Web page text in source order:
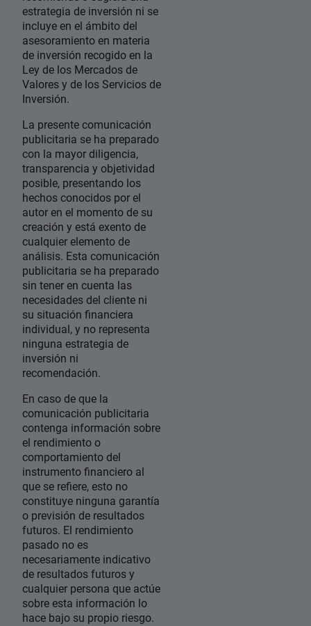
estrategia de inversión ni se
incluye en el ámbito del
asesoramiento en materia
de inversión recogido en la
Ley de los Mercados de
Valores y de los Servicios de
Inversión.
La presente comunicación
publicitaria se ha preparado
con la mayor diligencia,
transparencia y objetividad
posible, presentando los
hechos conocidos por el
autor en el momento de su
creación y está exento de
cualquier elemento de
análisis. Esta comunicación
publicitaria se ha preparado
sin tener en cuenta las
necesidades del cliente ni
su situación financiera
individual, y no representa
ninguna estrategia de
inversión ni
recomendación.
En caso de que la
comunicación publicitaria
contenga información sobre
el rendimiento o
comportamiento del
instrumento financiero al
que se refiere, esto no
constituye ninguna garantía
o previsión de resultados
futuros. El rendimiento
pasado no es
necesariamente indicativo
de resultados futuros y
cualquier persona que actúe
sobre esta información lo
hace bajo su propio riesgo.